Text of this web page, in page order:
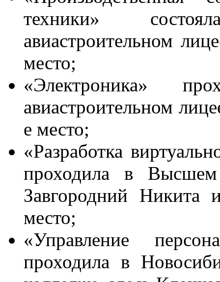
техники»
авиастроительном
место;
«Электроника»
авиастроительном
е место;
«Разработка
проходила в
Завгородний Никита
место;
«Управление
проходила в